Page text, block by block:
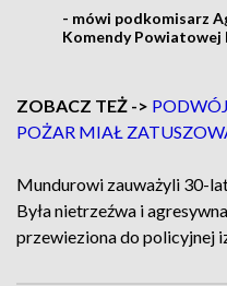
- mówi podkomisarz
Komendy Powiatowej
ZOBACZ TEŻ ->
POŻAR MIAŁ
Mundurowi zauważyli 30-
Była nietrzeźwa i
przewieziona do policyjnej